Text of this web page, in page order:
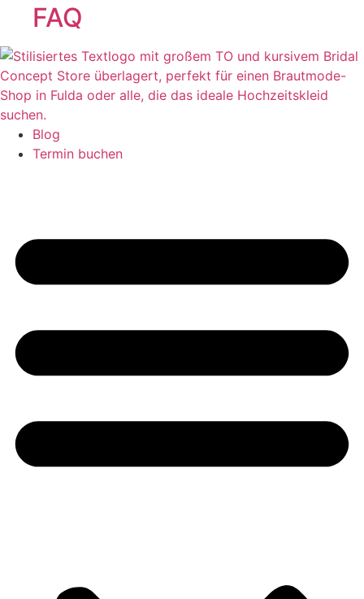
FAQ
Blog
Termin buchen